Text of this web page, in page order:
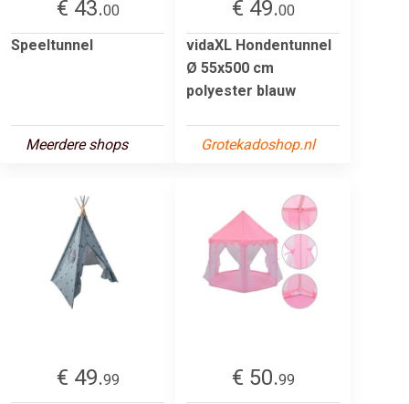
€ 43.00
Speeltunnel
Meerdere shops
€ 49.00
vidaXL Hondentunnel
Ø 55x500 cm
polyester blauw
Grotekadoshop.nl
€ 49.99
€ 50.99